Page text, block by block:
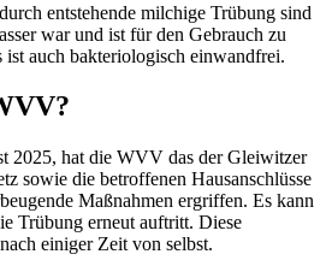
entstehende milchige Trübung sind
war und ist für den Gebrauch zu
ist auch bakteriologisch einwandfrei.
2025, hat die WVV das der Gleiwitzer
sowie die betroffenen Hausanschlüsse
Maßnahmen ergriffen. Es kann
Trübung erneut auftritt. Diese
einiger Zeit von selbst.